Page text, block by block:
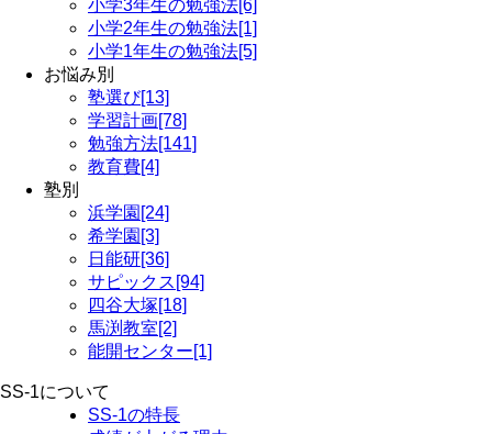
小学3年生の勉強法[6]
小学2年生の勉強法[1]
小学1年生の勉強法[5]
お悩み別
塾選び[13]
学習計画[78]
勉強方法[141]
教育費[4]
塾別
浜学園[24]
希学園[3]
日能研[36]
サピックス[94]
四谷大塚[18]
馬渕教室[2]
能開センター[1]
SS-1について
SS-1の特長